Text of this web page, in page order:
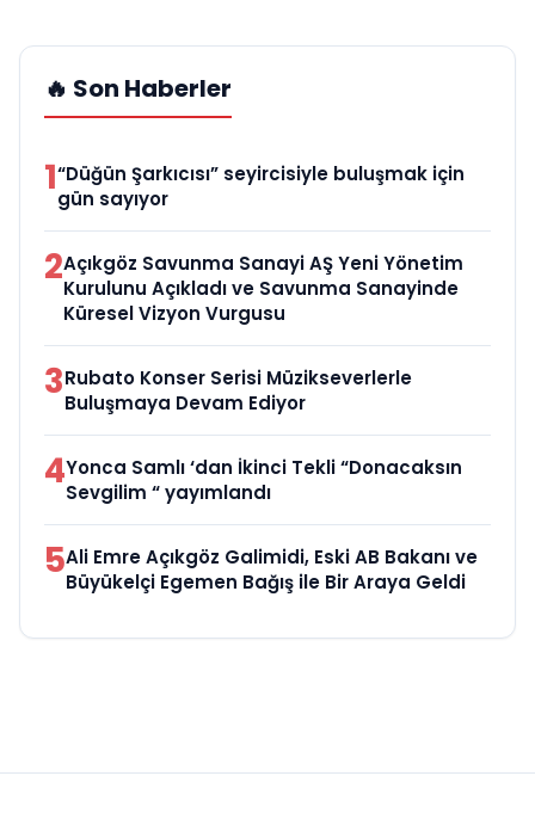
🔥 Son Haberler
1“Düğün Şarkıcısı” seyircisiyle buluşmak için
gün sayıyor
2Açıkgöz Savunma Sanayi AŞ Yeni Yönetim
Kurulunu Açıkladı ve Savunma Sanayinde
Küresel Vizyon Vurgusu
3Rubato Konser Serisi Müzikseverlerle
Buluşmaya Devam Ediyor
4Yonca Samlı ‘dan İkinci Tekli “Donacaksın
Sevgilim “ yayımlandı
5Ali Emre Açıkgöz Galimidi, Eski AB Bakanı ve
Büyükelçi Egemen Bağış ile Bir Araya Geldi